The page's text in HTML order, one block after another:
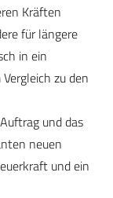
Kräften
für längere
in ein
zu den
und das
neuen
und ein